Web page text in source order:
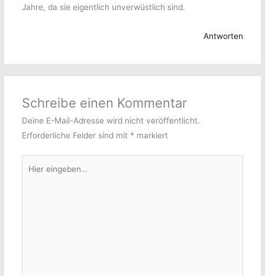
Jahre, da sie eigentlich unverwüstlich sind.
Antworten
Schreibe einen Kommentar
Deine E-Mail-Adresse wird nicht veröffentlicht.
Erforderliche Felder sind mit * markiert
eingeben…